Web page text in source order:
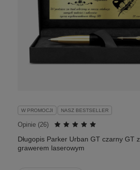
W PROMOCJI NASZ BESTSELLER
Opinie (26)
Długopis Parker Urban GT czarny GT z
grawerem laserowym